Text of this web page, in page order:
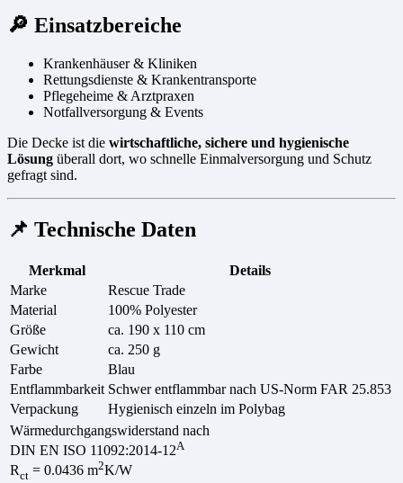
🔎 Einsatzbereiche
Krankenhäuser & Kliniken
Rettungsdienste & Krankentransporte
Pflegeheime & Arztpraxen
Notfallversorgung & Events
Die Decke ist die wirtschaftliche, sichere und hygienische
Lösung überall dort, wo schnelle Einmalversorgung und Schutz
gefragt sind.
📌 Technische Daten
Merkmal
Details
Marke
Rescue Trade
Material
100% Polyester
Größe
ca. 190 x 110 cm
Gewicht
ca. 250 g
Farbe
Blau
Entflammbarkeit Schwer entflammbar nach US-Norm FAR 25.853
Verpackung
Hygienisch einzeln im Polybag
Wärmedurchgangswiderstand nach
DIN EN ISO 11092:2014-12A
Rct = 0.0436 m2K/W